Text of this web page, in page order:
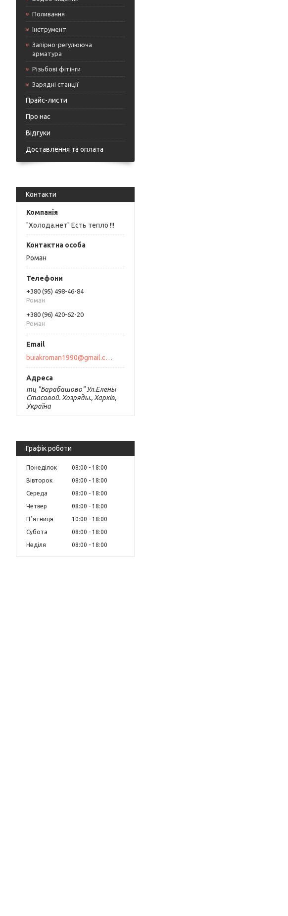
Поливання
Інструмент
Запірно-регулююча
арматура
Різьбові фітінги
Зарядні станції
Прайс-листи
Про нас
Відгуки
Доставлення та оплата
Контакти
"Холода.нет" Есть тепло !!!
Роман
+380 (95) 498-46-84
Роман
+380 (96) 420-62-20
Роман
buiakroman1990@gmail.com
тц "Барабашово" Ул.Елены
Стасовой. Хозряды., Харків,
Україна
Графік роботи
Понеділок 08:00
18:00
Вівторок
08:00
18:00
Середа
08:00
18:00
Четвер
08:00
18:00
Пʼятниця
10:00
18:00
Субота
08:00
18:00
Неділя
08:00 18:00